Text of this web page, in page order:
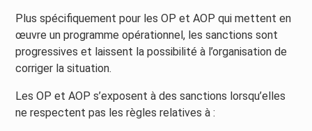
Plus spécifiquement pour les OP et AOP qui mettent en
œuvre un programme opérationnel, les sanctions sont
progressives et laissent la possibilité à l’organisation de
corriger la situation.
Les OP et AOP s’exposent à des sanctions lorsqu’elles
ne respectent pas les règles relatives à :